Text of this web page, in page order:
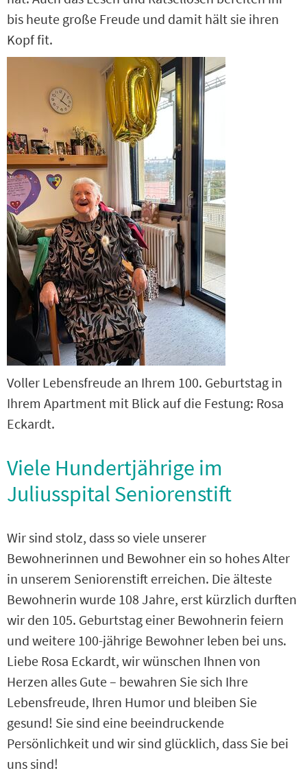
bis heute große Freude und damit hält sie ihren
Kopf fit.
Voller Lebensfreude an Ihrem 100. Geburtstag in
Ihrem Apartment mit Blick auf die Festung: Rosa
Eckardt.
Viele Hundertjährige im
Juliusspital Seniorenstift
Wir sind stolz, dass so viele unserer
Bewohnerinnen und Bewohner ein so hohes Alter
in unserem Seniorenstift erreichen. Die älteste
Bewohnerin wurde 108 Jahre, erst kürzlich durften
wir den 105. Geburtstag einer Bewohnerin feiern
und weitere 100-jährige Bewohner leben bei uns.
Liebe Rosa Eckardt, wir wünschen Ihnen von
Herzen alles Gute – bewahren Sie sich Ihre
Lebensfreude, Ihren Humor und bleiben Sie
gesund! Sie sind eine beeindruckende
Persönlichkeit und wir sind glücklich, dass Sie bei
uns sind!